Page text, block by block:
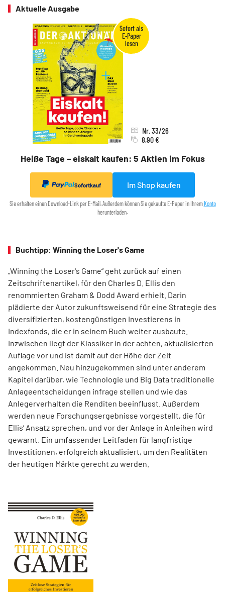
Aktuelle Ausgabe
Heiße Tage – eiskalt kaufen: 5 Aktien im Fokus
Nr. 33/26
8,90 €
Sofortkauf Im Shop kaufen
Sie erhalten einen Download-Link per E-Mail. Außerdem können Sie gekaufte E-Paper in Ihrem Konto
herunterladen.
Buchtipp: Winning the Loser's Game
„Winning the Loser's Game“ geht zurück auf einen
Zeitschriftenartikel, für den Charles D. Ellis den
renommierten Graham & Dodd Award erhielt. Darin
plädierte der Autor zukunftsweisend für eine Strategie des
diversifizierten, kostengünstigen Investierens in
Indexfonds, die er in seinem Buch weiter ausbaute.
Inzwischen liegt der Klassiker in der achten, aktualisierten
Auflage vor und ist damit auf der Höhe der Zeit
angekommen. Neu hinzugekommen sind unter anderem
Kapitel darüber, wie Technologie und Big Data traditionelle
Anlageentscheidungen infrage stellen und wie das
Anlegerverhalten die Renditen beeinflusst. Außerdem
werden neue Forschungsergebnisse vorgestellt, die für
Ellis’ Ansatz sprechen, und vor der Anlage in Anleihen wird
gewarnt. Ein umfassender Leitfaden für langfristige
Investitionen, erfolgreich aktualisiert, um den Realitäten
der heutigen Märkte gerecht zu werden.